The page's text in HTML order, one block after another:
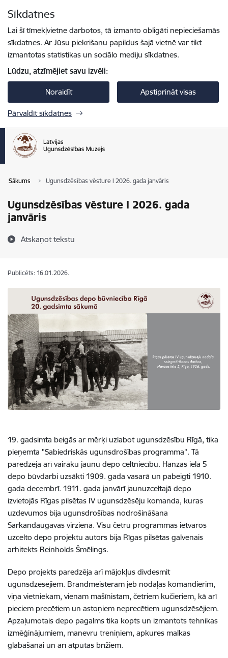
Sīkdatnes
Lai šī tīmekļvietne darbotos, tā izmanto obligāti nepieciešamās
sīkdatnes. Ar Jūsu piekrišanu papildus šajā vietnē var tikt
izmantotas statistikas un sociālo mediju sīkdatnes.
Lūdzu, atzīmējiet savu izvēli:
Noraidīt Apstiprināt visas
Pārvaldīt sīkdatnes
Sākums Ugunsdzēsības vēsture I 2026. gada janvāris
Ugunsdzēsības vēsture I 2026. gada
janvāris
Atskaņot tekstu
Publicēts: 16.01.2026.
19. gadsimta beigās ar mērķi uzlabot ugunsdzēsību Rīgā, tika
pieņemta "Sabiedriskās ugunsdrošības programma". Tā
paredzēja arī vairāku jaunu depo celtniecību. Hanzas ielā 5
depo būvdarbi uzsākti 1909. gada vasarā un pabeigti 1910.
gada decembrī. 1911. gada janvārī jaunuzceltajā depo
izvietojās Rīgas pilsētas IV ugunsdzēsēju komanda, kuras
uzdevumos bija ugunsdrošības nodrošināšana
Sarkandaugavas virzienā. Visu četru programmas ietvaros
uzcelto depo projektu autors bija Rīgas pilsētas galvenais
arhitekts Reinholds Šmēlings.
Depo projekts paredzēja arī mājokļus divdesmit
ugunsdzēsējiem. Brandmeisteram jeb nodaļas komandierim,
viņa vietniekam, vienam mašīnistam, četriem kučieriem, kā arī
pieciem precētiem un astoņiem neprecētiem ugunsdzēsējiem.
Apzaļumotais depo pagalms tika kopts un izmantots tehnikas
izmēģinājumiem, manevru treniņiem, apkures malkas
glabāšanai un arī atpūtas brīžiem.